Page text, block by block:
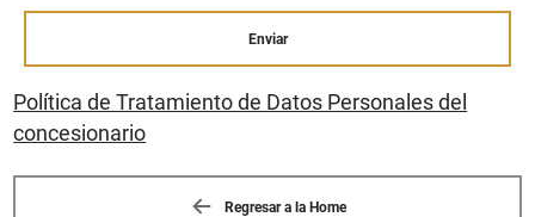
Enviar
Política de Tratamiento de Datos Personales del
concesionario
Regresar a la Home